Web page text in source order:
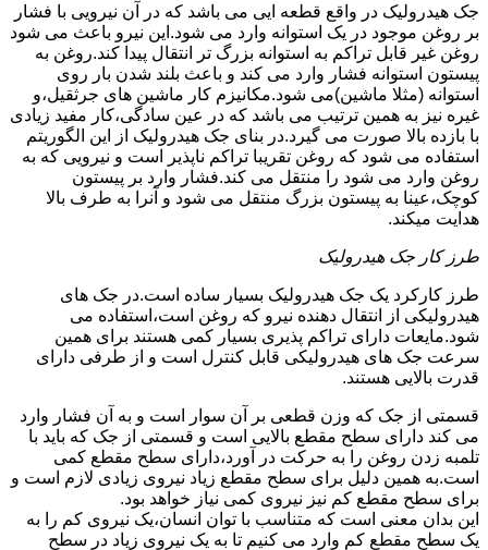
جک هیدرولیک در واقع قطعه ایی می باشد که در آن نیرویی با فشار
بر روغن موجود در یک استوانه وارد می شود.این نیرو باعث می شود
روغن غیر قابل تراکم به استوانه بزرگ تر انتقال پیدا کند.روغن به
پیستون استوانه فشار وارد می کند و باعث بلند شدن بار روی
استوانه (مثلا ماشین)می شود.مکانیزم کار ماشین های جرثقیل،و
غیره نیز به همین ترتیب می باشد که در عین سادگی،کار مفید زیادی
با بازده بالا صورت می گیرد.در بنای جک هیدرولیک از این الگوریتم
استفاده می شود که روغن تقریبا تراکم ناپذیر است و نیرویی که به
روغن وارد می شود را منتقل می کند.فشار وارد بر پیستون
کوچک،عینا به پیستون بزرگ منتقل می شود و آنرا به طرف بالا
هدایت میکند.
طرز کار جک هیدرولیک
طرز کارکرد یک جک هیدرولیک بسیار ساده است.در جک های
هیدرولیکی از انتقال دهنده نیرو که روغن است،استفاده می
شود.مایعات دارای تراکم پذیری بسیار کمی هستند برای همین
سرعت جک های هیدرولیکی قابل کنترل است و از طرفی دارای
قدرت بالایی هستند.
قسمتی از جک که وزن قطعی بر آن سوار است و به آن فشار وارد
می کند دارای سطح مقطع بالایی است و قسمتی از جک که باید با
تلمبه زدن روغن را به حرکت در آورد،دارای سطح مقطع کمی
است.به همین دلیل برای سطح مقطع زیاد نیروی زیادی لازم است و
برای سطح مقطع کم نیز نیروی کمی نیاز خواهد بود.
این بدان معنی است که متناسب با توان انسان،یک نیروی کم را به
یک سطح مقطع کم وارد می کنیم تا به یک نیروی زیاد در سطح